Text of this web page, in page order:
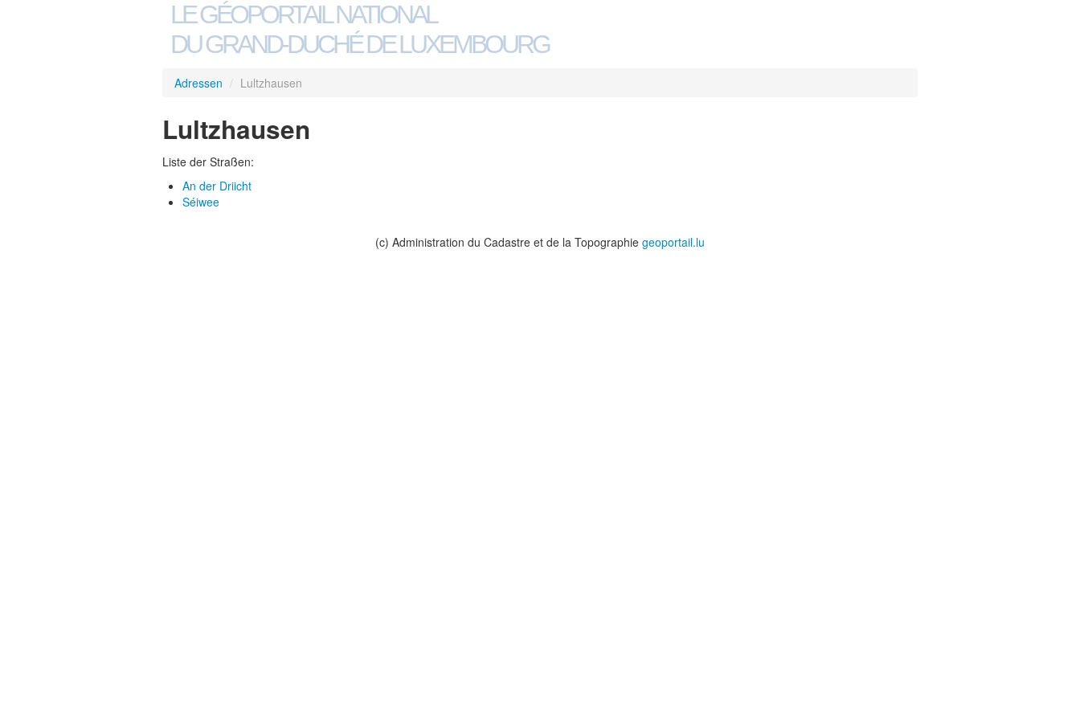
LE GÉOPORTAIL NATIONAL
DU GRAND-DUCHÉ DE LUXEMBOURG
Adressen / Lultzhausen
Lultzhausen
Liste der Straßen:
An der Driicht
Séiwee
(c) Administration du Cadastre et de la Topographie geoportail.lu